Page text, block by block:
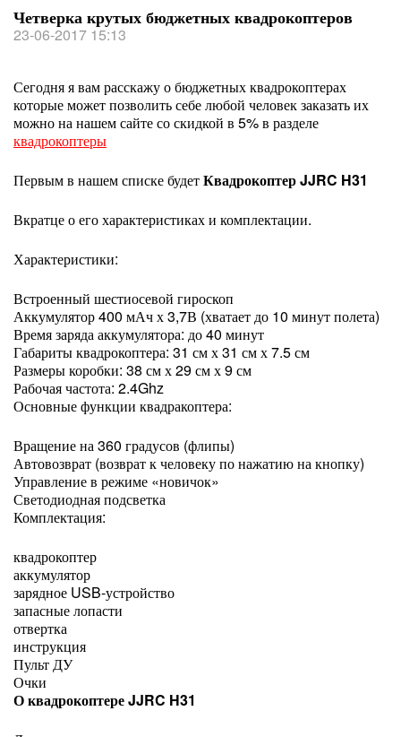
Четверка крутых бюджетных квадрокоптеров
23-06-2017 15:13
Сегодня я вам расскажу о бюджетных квадрокоптерах
которые может позволить себе любой человек заказать их
можно на нашем сайте со скидкой в 5% в разделе
квадрокоптеры
Первым в нашем списке будетКвадрокоптер JJRC H31
Вкратце о его характеристиках и комплектации.
Характеристики:
Встроенный шестиосевой гироскоп
Аккумулятор 400 мАч х 3,7В (хватает до 10 минут полета)
Время заряда аккумулятора: до 40 минут
Габариты квадрокоптера: 31 см х 31 см х 7.5 см
Размеры коробки: 38 см х 29 см х 9 см
Рабочая частота: 2.4Ghz
Основные функции квадракоптера:
Вращение на 360 градусов (флипы)
Автовозврат (возврат к человеку по нажатию на кнопку)
Управление в режиме «новичок»
Светодиодная подсветка
Комплектация:
квадрокоптер
аккумулятор
зарядное USB-устройство
запасные лопасти
отвертка
инструкция
Пульт ДУ
Очки
О квадрокоптере JJRC H31